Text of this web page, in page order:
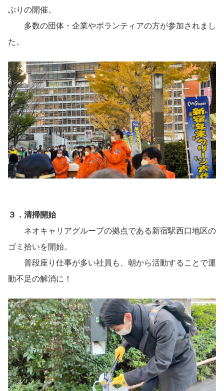
ぶりの開催。
多数の団体・企業やボランティアの方が参加されまし
た。
３．清掃開始
ネオキャリアグループの拠点である新宿駅西口地区の
ゴミ拾いを開始。
普段座り仕事が多い社員も、朝から活動することで運
動不足の解消に！